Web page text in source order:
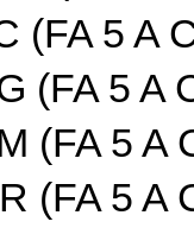
(FA 5 A
(FA 5 A
(FA 5 A
(FA 5 A